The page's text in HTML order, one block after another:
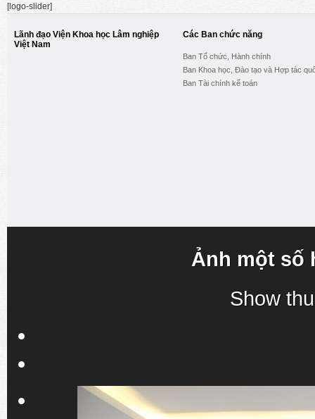
[logo-slider]
Lãnh đạo Viện Khoa học Lâm nghiệp
Việt Nam
Các Ban chức năng
Ban Tổ chức, Hành chính
Ban Khoa học, Đào tạo và Hợp tác
Ban Tài chính kế toán
Ảnh một số
Show